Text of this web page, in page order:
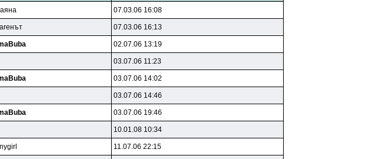
07.03.06 16:08
07.03.06 16:13
02.07.06 13:19
03.07.06 11:23
03.07.06 14:02
03.07.06 14:46
03.07.06 19:46
10.01.08 10:34
11.07.06 22:15